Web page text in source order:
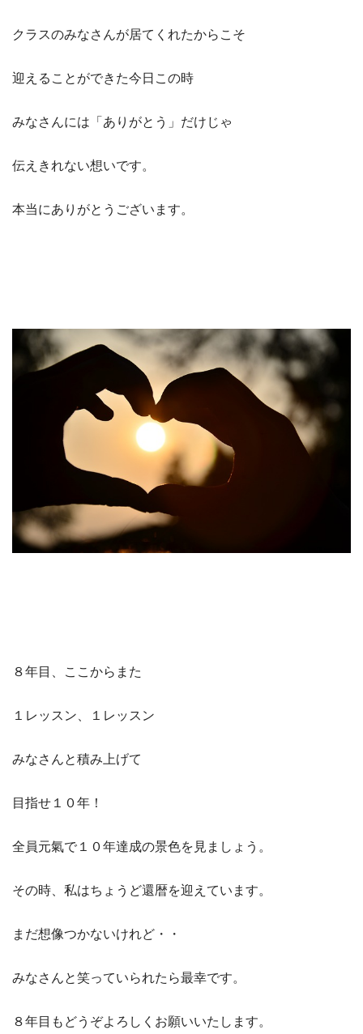
クラスのみなさんが居てくれたからこそ
迎えることができた今日この時
みなさんには「ありがとう」だけじゃ
伝えきれない想いです。
本当にありがとうございます。
８年目、ここからまた
１レッスン、１レッスン
みなさんと積み上げて
目指せ１０年！
全員元氣で１０年達成の景色を見ましょう。
その時、私はちょうど還暦を迎えています。
まだ想像つかないけれど・・
みなさんと笑っていられたら最幸です。
８年目もどうぞよろしくお願いいたします。